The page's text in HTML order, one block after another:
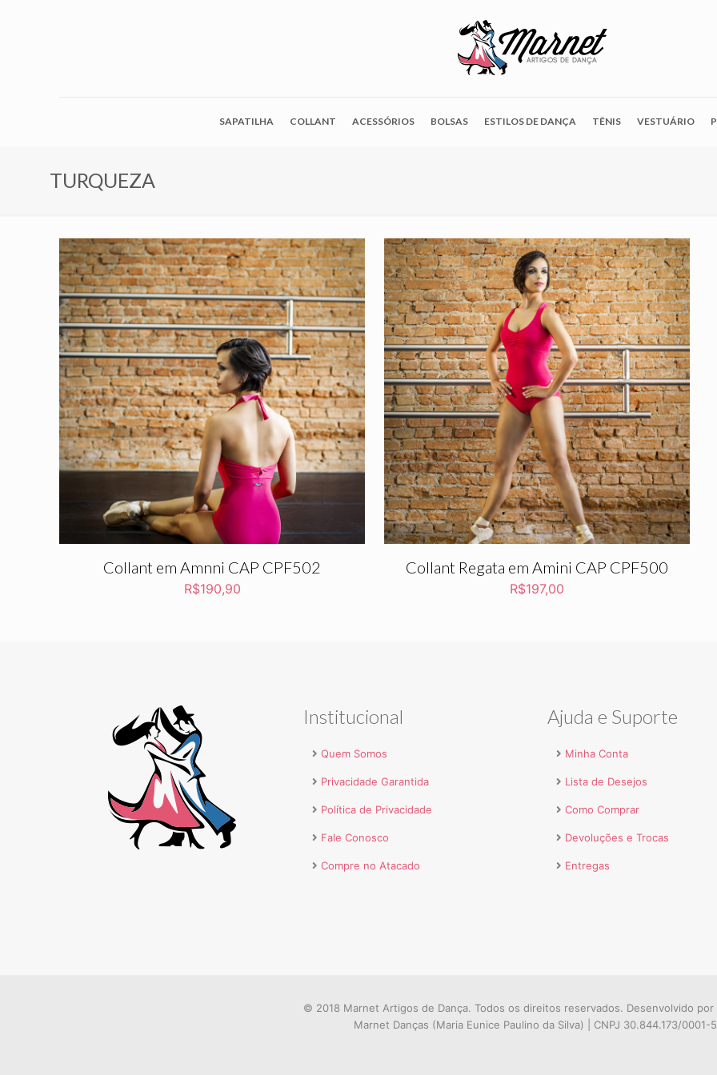
SAPATILHA COLLANT ACESSÓRIOS BOLSAS ESTILOS DE DANÇA TÊNIS VESTUÁRIO
TURQUEZA
Collant em Amnni CAP CPF502
R$190,90
Collant Regata em Amini CAP CPF500
R$197,00
Institucional
Quem Somos
Privacidade Garantida
Política de Privacidade
Fale Conosco
Compre no Atacado
Ajuda e Suporte
Minha Conta
Lista de Desejos
Como Comprar
Devoluções e Trocas
Entregas
© 2018 Marnet Artigos de Dança. Todos os direitos reservados. Desenvolvido por
Marnet Danças (Maria Eunice Paulino da Silva) | CNPJ 30.844.173/0001-